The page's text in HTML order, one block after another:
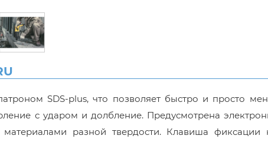
SDS-plus, что позволяет быстро и просто
с ударом и долбление. Предусмотрена
разной твердости. Клавиша фиксации